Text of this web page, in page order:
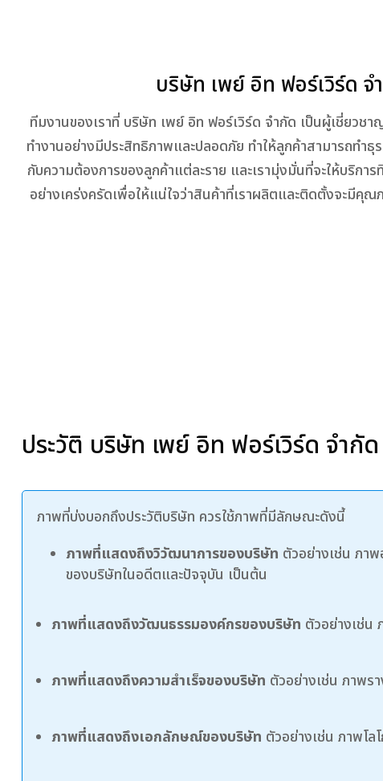
บริษัท เพย์ อิท ฟอร์เวิร์ด
ทีมงานของเราที่ บริษัท เพย์ อิท ฟอร์เวิร์ด จำกัด เป็นผู้เชี่ยว
ทำงานอย่างมีประสิทธิภาพและปลอดภัย ทำให้ลูกค้าสามารถทำ
กับความต้องการของลูกค้าแต่ละราย และเรามุ่งมั่นที่จะให้บริ
อย่างเคร่งครัดเพื่อให้แน่ใจว่าสินค้าที่เราผลิตและติดตั้งจะมีคุ
ประวัติ บริษัท เพย์ อิท ฟอร์เวิร์ด จำกัด
ภาพที่บ่งบอกถึงประวัติบริษัท ควรใช้ภาพที่มีลักษณะดังนี้
ภาพที่แสดงถึงวิวัฒนาการของบริษัท ตัวอย่างเช่น ภา
ของบริษัทในอดีตและปัจจุบัน เป็นต้น
ภาพที่แสดงถึงวัฒนธรรมองค์กรของบริษัท ตัวอย่างเช่น
ภาพที่แสดงถึงความสำเร็จของบริษัท ตัวอย่างเช่น ภาพร
ภาพที่แสดงถึงเอกลักษณ์ของบริษัท ตัวอย่างเช่น ภาพโ